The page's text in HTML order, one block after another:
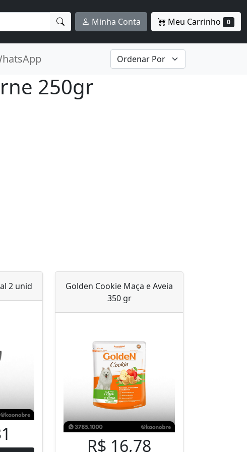
Minha Conta Meu Carrinho 0
250gr
2 unid
Golden Cookie Maça e Aveia
350 gr
R$ 16,78